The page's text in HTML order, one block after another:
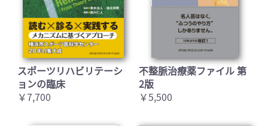
スポーツリハビリテーシ
ョンの臨床
￥7,700
不整脈治療薬ファイル 第
2版
￥5,500